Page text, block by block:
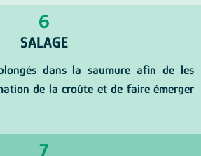
6
SALAGE
dans la saumure afin de les
de la croûte et de faire émerger
7